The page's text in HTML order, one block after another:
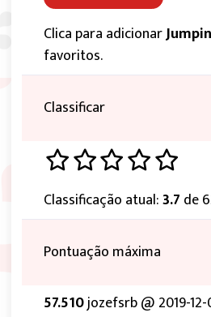
Clica para adicionar
favoritos.
Classificar
Classificação atual:3.7 de
Pontuação máxima
57.510jozefsrb @ 2019-